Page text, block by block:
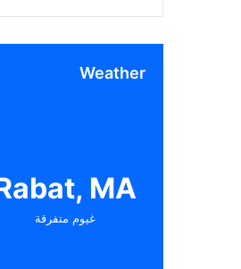
Weather
MA
غيوم متفرقة